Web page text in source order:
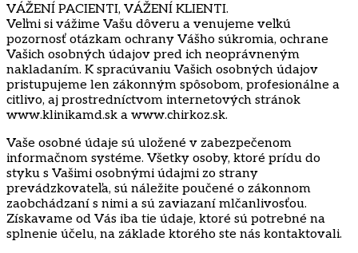
VÁŽENÍ PACIENTI, VÁŽENÍ KLIENTI.
Veľmi si vážime Vašu dôveru a venujeme veľkú
pozornosť otázkam ochrany Vášho súkromia, ochrane
Vašich osobných údajov pred ich neoprávneným
nakladaním. K spracúvaniu Vašich osobných údajov
pristupujeme len zákonným spôsobom, profesionálne a
citlivo, aj prostredníctvom internetových stránok
www.klinikamd.sk a www.chirkoz.sk.
Vaše osobné údaje sú uložené v zabezpečenom
informačnom systéme. Všetky osoby, ktoré prídu do
styku s Vašimi osobnými údajmi zo strany
prevádzkovateľa, sú náležite poučené o zákonnom
zaobchádzaní s nimi a sú zaviazaní mlčanlivosťou.
Získavame od Vás iba tie údaje, ktoré sú potrebné na
splnenie účelu, na základe ktorého ste nás kontaktovali.